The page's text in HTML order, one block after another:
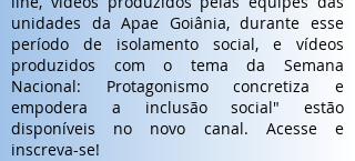
unidades da Apae Goiânia, durante esse
período de isolamento social, e vídeos
produzidos com o tema da Semana
Nacional: Protagonismo concretiza e
empodera a inclusão social" estão
disponíveis no novo canal. Acesse e
inscreva-se!